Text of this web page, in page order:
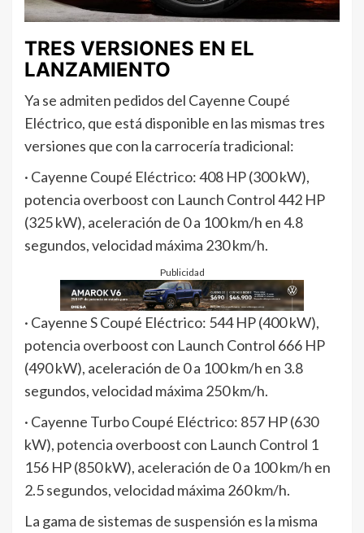
TRES VERSIONES EN EL
LANZAMIENTO
Ya se admiten pedidos del Cayenne Coupé
Eléctrico, que está disponible en las mismas tres
versiones que con la carrocería tradicional:
· Cayenne Coupé Eléctrico: 408 HP (300 kW),
potencia overboost con Launch Control 442 HP
(325 kW), aceleración de 0 a 100 km/h en 4.8
segundos, velocidad máxima 230 km/h.
Publicidad
· Cayenne S Coupé Eléctrico: 544 HP (400 kW),
potencia overboost con Launch Control 666 HP
(490 kW), aceleración de 0 a 100 km/h en 3.8
segundos, velocidad máxima 250 km/h.
· Cayenne Turbo Coupé Eléctrico: 857 HP (630
kW), potencia overboost con Launch Control 1
156 HP (850 kW), aceleración de 0 a 100 km/h en
2.5 segundos, velocidad máxima 260 km/h.
La gama de sistemas de suspensión es la misma